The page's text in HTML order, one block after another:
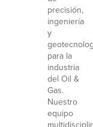
precisión,
ingeniería
y
para la
industria
del Oil &
Gas.
Nuestro
equipo